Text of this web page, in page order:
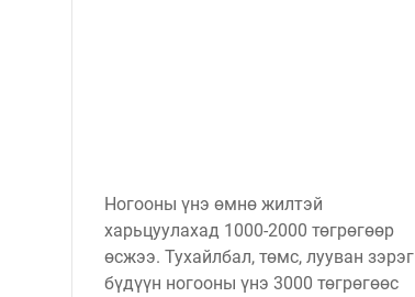
Ногооны үнэ өмнө жилтэй
харьцуулахад 1000-2000 төгрөгөөр
өсжээ. Тухайлбал, төмс, лууван зэрэг
бүдүүн ногооны үнэ 3000 төгрөгөөс